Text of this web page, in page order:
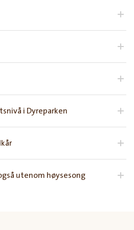
i Dyreparken
utenom høysesong